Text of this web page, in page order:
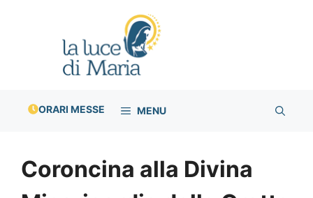
ORARI MESSE MENU
Coroncina alla Divina